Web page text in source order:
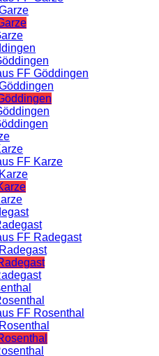
FF Göddingen
FF Karze
FF Radegast
FF Rosenthal